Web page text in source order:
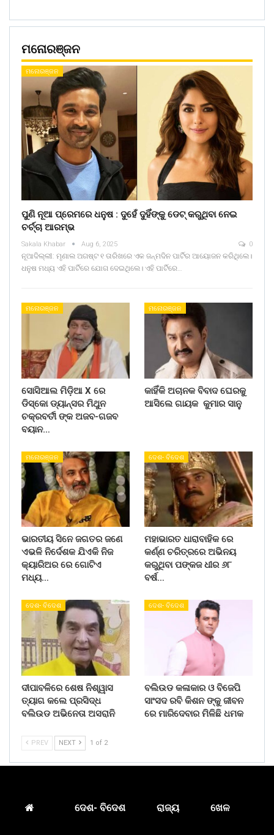
ମନୋରଞ୍ଜନ
ମନୋରଞ୍ଜନ
ପୁଣି ନୂଆ ପ୍ରେମରେ ଧନୁଷ : ଦୁହେଁ ଦୁହିଁଙ୍କୁ ଡେଟ୍ କରୁଥିବା ନେଇ
ଚର୍ଚ୍ଚା ଆରମ୍ଭ
Sakala Khabar Aug 6, 2025 0
ନୂଆଦିଲ୍ଲୀ: ମୃଣାଲ ଅଗଷ୍ଟ ୧ ତାରିଖରେ ଏକ ଜନ୍ମଦିନ ପାର୍ଟିର ଆୟୋଜନ କରିଥିଲେ।
ଧନୁଷ ମଧ୍ୟ ଏହି ପାର୍ଟିରେ ଯୋଗ ଦେଇଥିଲେ। ଏହି ପାର୍ଟିରେ…
ମନୋରଞ୍ଜନ
ସୋସିଆଲ ମିଡ଼ିଆ X ରେ
ଡିସ୍କୋ ଡ୍ୟାନ୍ସର ମିଥୁନ
ଚକ୍ରବର୍ତୀ ଙ୍କ ଅଜବ-ଗଜବ
ବୟାନ…
ମନୋରଞ୍ଜନ
କାହିଁକି ଅଚାନକ ବିବାଦ ଘେରକୁ
ଆସିଲେ ଗାୟକ କୁମାର ସାନୁ
ମନୋରଞ୍ଜନ
ଭାରତୀୟ ସିନେ ଜଗତର ଜଣେ
ଏଭଳି ନିର୍ଦେଶକ ଯିଏକି ନିଜ
କ୍ୟାରିଅର ରେ ଗୋଟିଏ
ମଧ୍ୟ…
ଦେଶ- ବିଦେଶ
ମହାଭାରତ ଧାରାବାହିକ ରେ
କର୍ଣ୍ଣ ଚରିତ୍ରରେ ଅଭିନୟ
କରୁଥିବା ପଙ୍କଜ ଧୀର ୬୮
ବର୍ଷ…
ଦେଶ- ବିଦେଶ
ଦୀପାବଳିରେ ଶେଷ ନିଶ୍ୱାସ
ତ୍ୟାଗ କଲେ ପ୍ରସିଦ୍ଧ
ବଲିଉଡ ଅଭିନେତା ଅସରାନି
ଦେଶ- ବିଦେଶ
ବଲିଉଡ କଳାକାର ଓ ବିଜେପି
ସାଂସଦ ରବି କିଶନ ଙ୍କୁ ଜୀବନ
ରେ ମାରିଦେବାର ମିଳିଛି ଧମକ
PREV NEXT 1 of 2
ଦେଶ- ବିଦେଶ ରାଜ୍ୟ ଖେଳ